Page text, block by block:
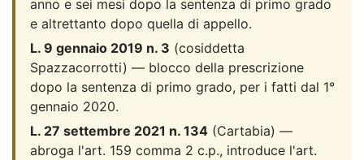
anno e sei mesi dopo la sentenza di primo grado
e altrettanto dopo quella di appello.
L. 9 gennaio 2019 n. 3 (cosiddetta
Spazzacorrotti) — blocco della prescrizione
dopo la sentenza di primo grado, per i fatti dal 1°
gennaio 2020.
L. 27 settembre 2021 n. 134 (Cartabia) —
abroga l'art. 159 comma 2 c.p., introduce l'art.